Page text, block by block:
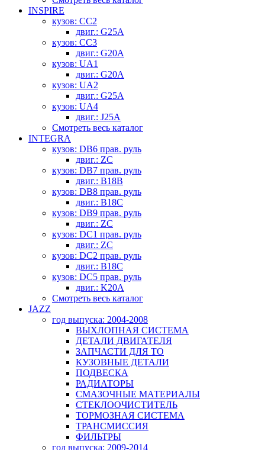
INSPIRE
кузов: CC2
двиг.: G25A
кузов: CC3
двиг.: G20A
кузов: UA1
двиг.: G20A
кузов: UA2
двиг.: G25A
кузов: UA4
двиг.: J25A
Смотреть весь каталог
INTEGRA
кузов: DB6 прав. руль
двиг.: ZC
кузов: DB7 прав. руль
двиг.: B18B
кузов: DB8 прав. руль
двиг.: B18C
кузов: DB9 прав. руль
двиг.: ZC
кузов: DC1 прав. руль
двиг.: ZC
кузов: DC2 прав. руль
двиг.: B18C
кузов: DC5 прав. руль
двиг.: K20A
Смотреть весь каталог
JAZZ
год выпуска: 2004-2008
ВЫХЛОПНАЯ СИСТЕМА
ДЕТАЛИ ДВИГАТЕЛЯ
ЗАПЧАСТИ ДЛЯ ТО
КУЗОВНЫЕ ДЕТАЛИ
ПОДВЕСКА
РАДИАТОРЫ
СМАЗОЧНЫЕ МАТЕРИАЛЫ
СТЕКЛООЧИСТИТЕЛЬ
ТОРМОЗНАЯ СИСТЕМА
ТРАНСМИССИЯ
ФИЛЬТРЫ
год выпуска: 2009-2014